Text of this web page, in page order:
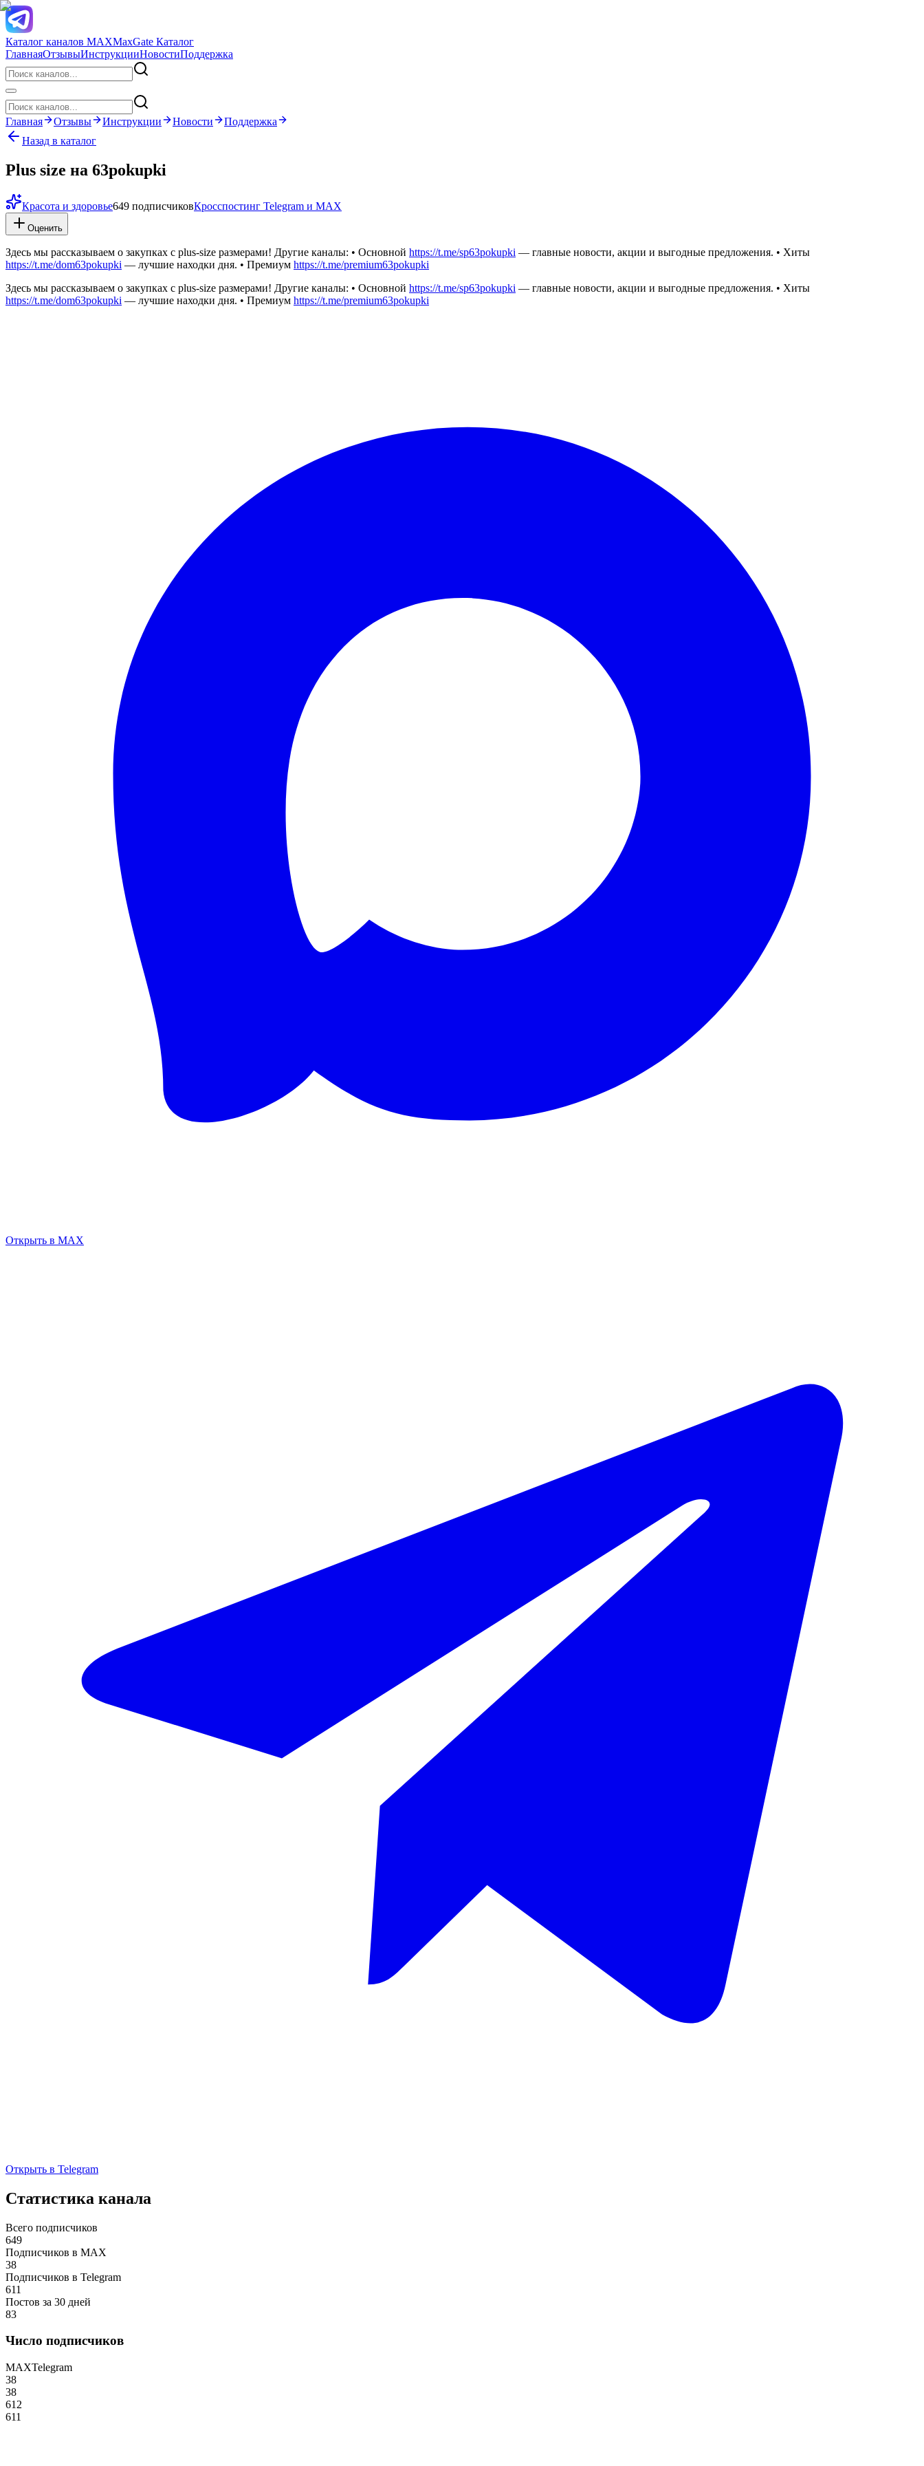
Каталог каналов MAXMaxGate Каталог
ГлавнаяОтзывыИнструкцииНовостиПоддержка
Главная Отзывы Инструкции Новости
Поддержка
Назад в каталог
Plus size на 63pokupki
Красота и здоровье649 подписчиковКросспостинг Telegram и MAX
Оценить
Здесь мы рассказываем о закупках с plus-size размерами! Другие каналы: • Основной https://t.me/sp63pokupki — главные новости, акции и выгодные предложения. • Хиты
https://t.me/dom63pokupki — лучшие находки дня. • Премиум https://t.me/premium63pokupki
Здесь мы рассказываем о закупках с plus-size размерами! Другие каналы: • Основной https://t.me/sp63pokupki — главные новости, акции и выгодные предложения. • Хиты
https://t.me/dom63pokupki — лучшие находки дня. • Премиум https://t.me/premium63pokupki
Открыть в MAX
Открыть в Telegram
Статистика канала
Всего подписчиков
649
Подписчиков в MAX
38
Подписчиков в Telegram
611
Постов за 30 дней
83
Число подписчиков
MAXTelegram
38
38
612
611